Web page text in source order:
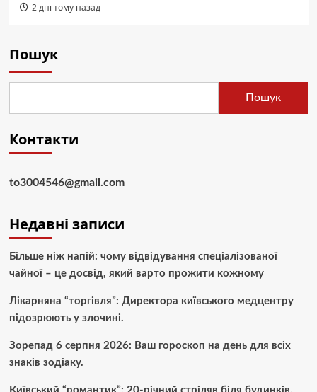
2 дні тому назад
Пошук
Пошук
Контакти
to3004546@gmail.com
Недавні записи
Більше ніж напій: чому відвідування спеціалізованої
чайної – це досвід, який варто прожити кожному
Лікарняна “торгівля”: Директора київського медцентру
підозрюють у злочині.
Зорепад 6 серпня 2026: Ваш гороскоп на день для всіх
знаків зодіаку.
Київський “романтик”: 20-річний стріляв біля будинків,